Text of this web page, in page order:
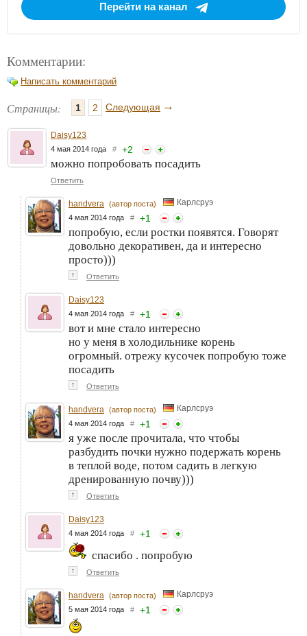
Перейти на канал
Комментарии:
Написать комментарий
Страницы: 1 2 Следующая →
Daisy123
4 мая 2014 года # +2
можно попробовать посадить
Ответить
handvera (автор поста) Карлсруэ
4 мая 2014 года # +1
попробую, если ростки появятся. Говорят
довольно декоративен, да и интересно
просто)))
↑ Ответить
Daisy123
4 мая 2014 года # +1
вот и мне стало интересно
но у меня в холодильнике корень
огромный. отрежу кусочек попробую тоже
посадить
↑ Ответить
handvera (автор поста) Карлсруэ
4 мая 2014 года # +1
я уже после прочитала, что чтобы
разбудить почки нужно подержать корень
в теплой воде, потом садить в легкую
дренированную почву)))
↑ Ответить
Daisy123
4 мая 2014 года # +1
спасибо . попробую
↑ Ответить
handvera (автор поста) Карлсруэ
5 мая 2014 года # +1